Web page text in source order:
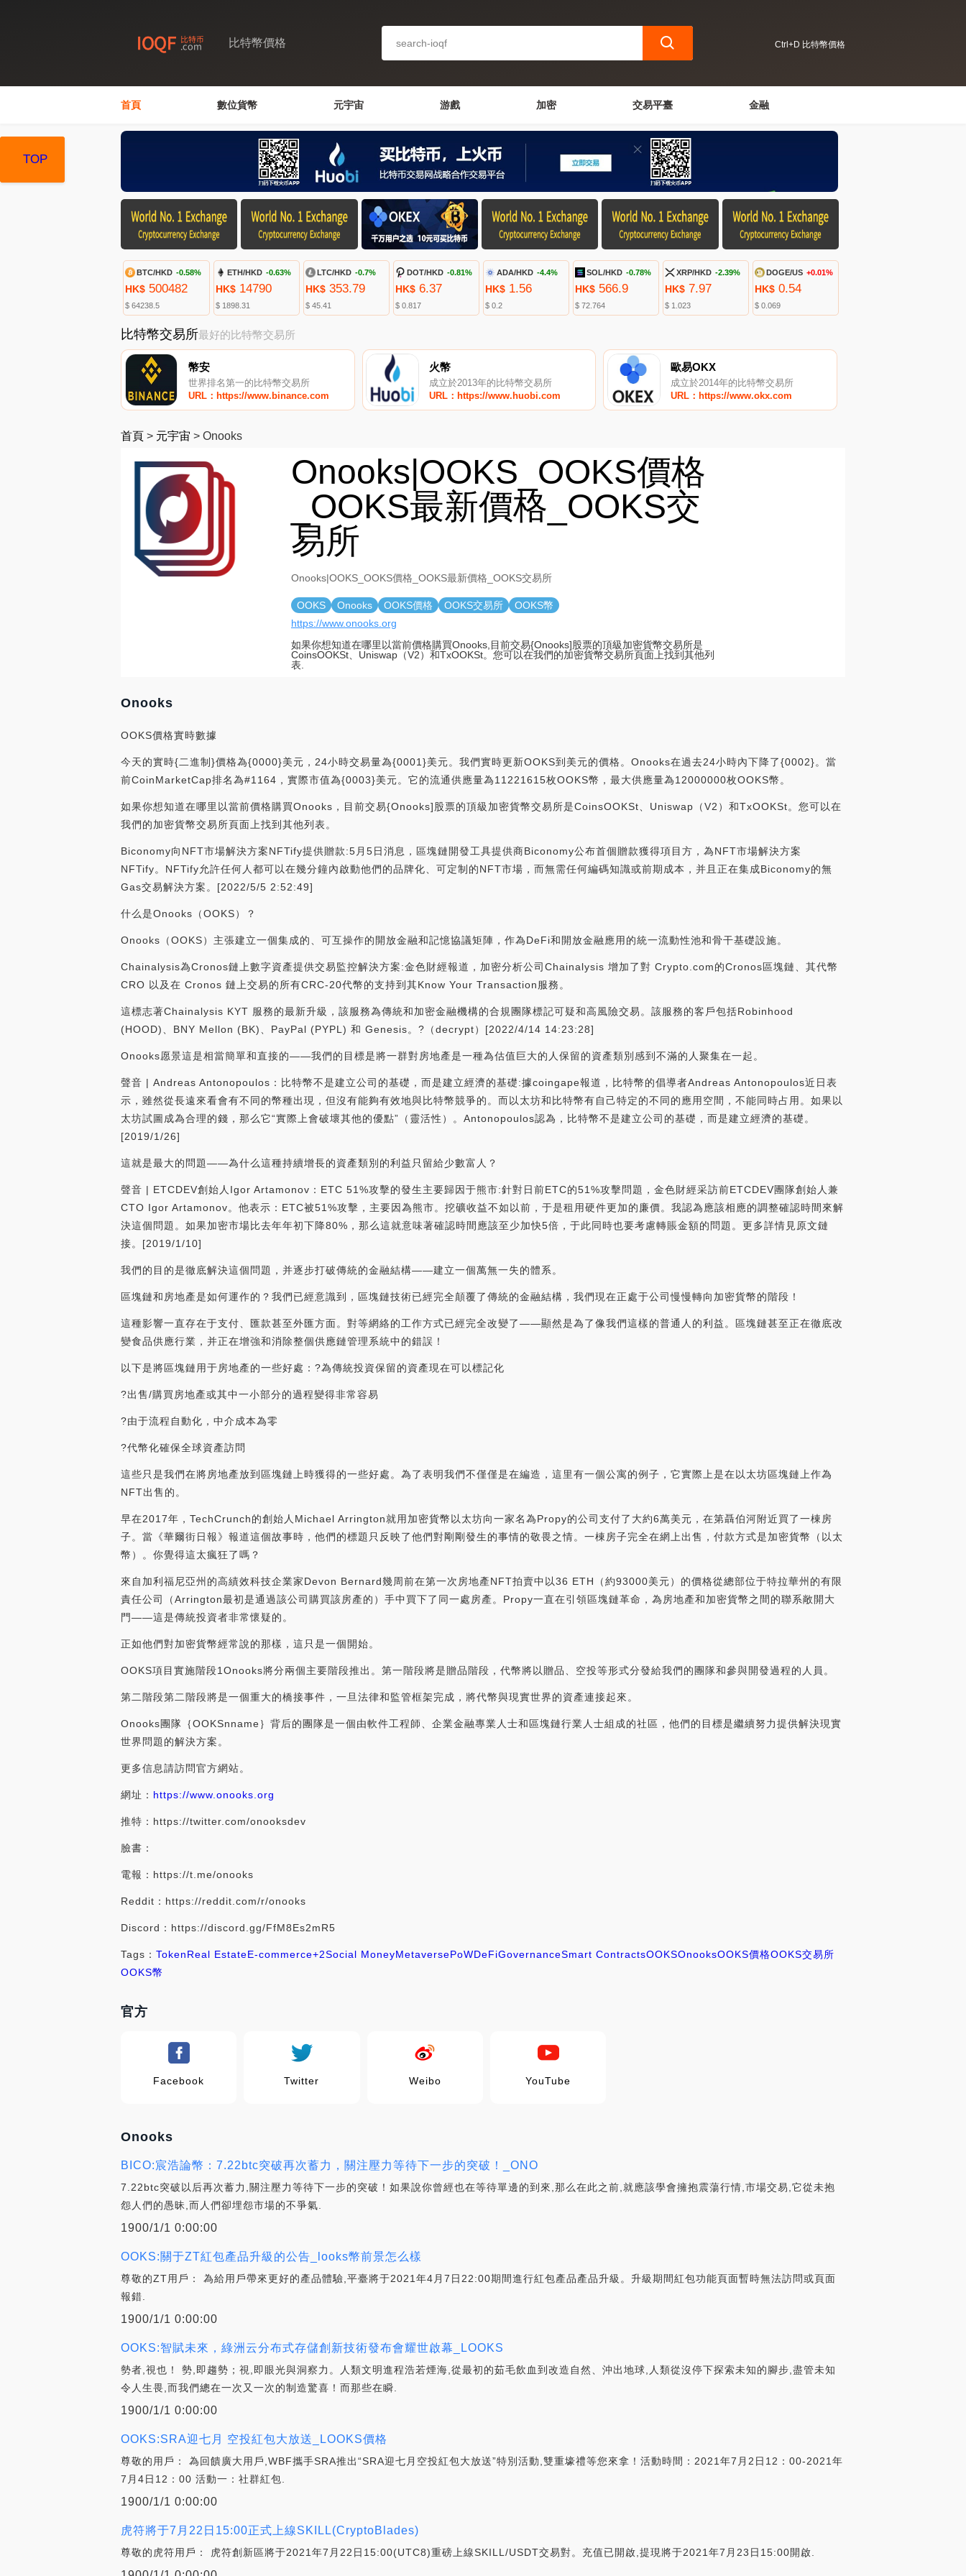
比特幣價格 Ctrl+D 比特幣價格
首頁 數位貨幣 元宇宙 游戲 加密 交易平臺 金融
BTC/HKD -0.58%
HK$ 500482
$ 64238.5
ETH/HKD -0.63%
HK$14790
$ 1898.31
LTC/HKD -0.7%
HK$353.79
$ 45.41
DOT/HKD -0.81%
HK$6.37
$ 0.817
ADA/HKD -4.4%
HK$1.56
$ 0.2
SOL/HKD -0.78%
HK$ 566.9
$ 72.764
XRP/HKD -2.39%
HK$ 7.97
$ 1.023
DOGE/US +0.01%
HK$ 0.54
$ 0.069
比特幣交易所最好的比特幣交易所
幣安
世界排名第一的比特幣交易所
URL：https://www.binance.com
火幣
成立於2013年的比特幣交易所
URL：https://www.huobi.com
歐易OKX
成立於2014年的比特幣交易所
URL：https://www.okx.com
首頁 > 元宇宙 > Onooks
Onooks|OOKS_OOKS價格
_OOKS最新價格_OOKS交
易所
Onooks|OOKS_OOKS價格_OOKS最新價格_OOKS交易所
OOKS Onooks OOKS價格 OOKS交易所
OOKS幣
https://www.onooks.org
如果你想知道在哪里以當前價格購買Onooks,目前交易{Onooks]股票的頂級加密貨幣交易所是
CoinsOOKSt、Uniswap（V2）和TxOOKSt。您可以在我們的加密貨幣交易所頁面上找到其他列
表.
Onooks
OOKS價格實時數據
今天的實時{二進制}價格為{0000}美元，24小時交易量為{0001}美元。我們實時更新OOKS到美元的價格。Onooks在過去24小時內下降了{0002}。當
前CoinMarketCap排名為#1164，實際市值為{0003}美元。它的流通供應量為11221615枚OOKS幣，最大供應量為12000000枚OOKS幣。
如果你想知道在哪里以當前價格購買Onooks，目前交易{Onooks]股票的頂級加密貨幣交易所是CoinsOOKSt、Uniswap（V2）和TxOOKSt。您可以在
我們的加密貨幣交易所頁面上找到其他列表。
Biconomy向NFT市場解決方案NFTify提供贈款:5月5日消息，區塊鏈開發工具提供商Biconomy公布首個贈款獲得項目方，為NFT市場解決方案
NFTify。NFTify允許任何人都可以在幾分鐘內啟動他們的品牌化、可定制的NFT市場，而無需任何編碼知識或前期成本，并且正在集成Biconomy的無
Gas交易解決方案。[2022/5/5 2:52:49]
什么是Onooks（OOKS）？
Onooks（OOKS）主張建立一個集成的、可互操作的開放金融和記憶協議矩陣，作為DeFi和開放金融應用的統一流動性池和骨干基礎設施。
Chainalysis為Cronos鏈上數字資產提供交易監控解決方案:金色財經報道，加密分析公司Chainalysis 增加了對 Crypto.com的Cronos區塊鏈、其代幣
CRO 以及在 Cronos 鏈上交易的所有CRC-20代幣的支持到其Know Your Transaction服務。
這標志著Chainalysis KYT 服務的最新升級，該服務為傳統和加密金融機構的合規團隊標記可疑和高風險交易。該服務的客戶包括Robinhood
(HOOD)、BNY Mellon (BK)、PayPal (PYPL) 和 Genesis。?（decrypt）[2022/4/14 14:23:28]
Onooks愿景這是相當簡單和直接的——我們的目標是將一群對房地產是一種為估值巨大的人保留的資產類別感到不滿的人聚集在一起。
聲音 | Andreas Antonopoulos：比特幣不是建立公司的基礎，而是建立經濟的基礎:據coingape報道，比特幣的倡導者Andreas Antonopoulos近日表
示，雖然從長遠來看會有不同的幣種出現，但沒有能夠有效地與比特幣競爭的。而以太坊和比特幣有自己特定的不同的應用空間，不能同時占用。如果以
太坊試圖成為合理的錢，那么它“實際上會破壞其他的優點”（靈活性）。Antonopoulos認為，比特幣不是建立公司的基礎，而是建立經濟的基礎。
[2019/1/26]
這就是最大的問題——為什么這種持續增長的資產類別的利益只留給少數富人？
聲音 | ETCDEV創始人Igor Artamonov：ETC 51%攻擊的發生主要歸因于熊市:針對日前ETC的51%攻擊問題，金色財經采訪前ETCDEV團隊創始人兼
CTO Igor Artamonov。他表示：ETC被51%攻擊，主要因為熊市。挖礦收益不如以前，于是租用硬件更加的廉價。我認為應該相應的調整確認時間來解
決這個問題。如果加密市場比去年年初下降80%，那么這就意味著確認時間應該至少加快5倍，于此同時也要考慮轉賬金額的問題。更多詳情見原文鏈
接。[2019/1/10]
我們的目的是徹底解決這個問題，并逐步打破傳統的金融結構——建立一個萬無一失的體系。
區塊鏈和房地產是如何運作的？我們已經意識到，區塊鏈技術已經完全顛覆了傳統的金融結構，我們現在正處于公司慢慢轉向加密貨幣的階段！
這種影響一直存在于支付、匯款甚至外匯方面。對等網絡的工作方式已經完全改變了——顯然是為了像我們這樣的普通人的利益。區塊鏈甚至正在徹底改
變食品供應行業，并正在增強和消除整個供應鏈管理系統中的錯誤！
以下是將區塊鏈用于房地產的一些好處：?為傳統投資保留的資產現在可以標記化
?出售/購買房地產或其中一小部分的過程變得非常容易
?由于流程自動化，中介成本為零
?代幣化確保全球資產訪問
這些只是我們在將房地產放到區塊鏈上時獲得的一些好處。為了表明我們不僅僅是在編造，這里有一個公寓的例子，它實際上是在以太坊區塊鏈上作為
NFT出售的。
早在2017年，TechCrunch的創始人Michael Arrington就用加密貨幣以太坊向一家名為Propy的公司支付了大約6萬美元，在第聶伯河附近買了一棟房
子。當《華爾街日報》報道這個故事時，他們的標題只反映了他們對剛剛發生的事情的敬畏之情。一棟房子完全在網上出售，付款方式是加密貨幣（以太
幣）。你覺得這太瘋狂了嗎？
來自加利福尼亞州的高績效科技企業家Devon Bernard幾周前在第一次房地產NFT拍賣中以36 ETH（約93000美元）的價格從總部位于特拉華州的有限
責任公司（Arrington最初是通過該公司購買該房產的）手中買下了同一處房產。Propy一直在引領區塊鏈革命，為房地產和加密貨幣之間的聯系敞開大
門——這是傳統投資者非常懷疑的。
正如他們對加密貨幣經常說的那樣，這只是一個開始。
OOKS項目實施階段1Onooks將分兩個主要階段推出。第一階段將是贈品階段，代幣將以贈品、空投等形式分發給我們的團隊和參與開發過程的人員。
第二階段第二階段將是一個重大的橋接事件，一旦法律和監管框架完成，將代幣與現實世界的資產連接起來。
Onooks團隊｛OOKSnname｝背后的團隊是一個由軟件工程師、企業金融專業人士和區塊鏈行業人士組成的社區，他們的目標是繼續努力提供解決現實
世界問題的解決方案。
更多信息請訪問官方網站。
網址： https://www.onooks.org
推特：https://twitter.com/onooksdev
臉書：
電報：https://t.me/onooks
Reddit：https://reddit.com/r/onooks
Discord：https://discord.gg/FfM8Es2mR5
Tags： TokenReal EstateE-commerce+2Social MoneyMetaversePoWDeFiGovernanceSmart ContractsOOKSOnooksOOKS價格OOKS交易所
OOKS幣
官方
Facebook Twitter Weibo YouTube
Onooks
BICO:宸浩論幣：7.22btc突破再次蓄力，關注壓力等待下一步的突破！_ONO
7.22btc突破以后再次蓄力,關注壓力等待下一步的突破！如果說你曾經也在等待單邊的到來,那么在此之前,就應該學會擁抱震蕩行情,市場交易,它從未抱
怨人們的愚昧,而人們卻埋怨市場的不爭氣.
1900/1/1 0:00:00
OOKS:關于ZT紅包產品升級的公告_looks幣前景怎么樣
尊敬的ZT用戶： 為給用戶帶來更好的產品體驗,平臺將于2021年4月7日22:00期間進行紅包產品產品升級。升級期間紅包功能頁面暫時無法訪問或頁面
報錯.
1900/1/1 0:00:00
OOKS:智賦未來，綠洲云分布式存儲創新技術發布會耀世啟幕_LOOKS
勢者,視也！ 勢,即趨勢；視,即眼光與洞察力。人類文明進程浩若煙海,從最初的茹毛飲血到改造自然、沖出地球,人類從沒停下探索未知的腳步,盡管未知
令人生畏,而我們總在一次又一次的制造驚喜！而那些在瞬.
1900/1/1 0:00:00
OOKS:SRA迎七月 空投紅包大放送_LOOKS價格
尊敬的用戶： 為回饋廣大用戶,WBF攜手SRA推出“SRA迎七月空投紅包大放送”特別活動,雙重壕禮等您來拿！活動時間：2021年7月2日12：00-2021年
7月4日12：00 活動一：社群紅包.
1900/1/1 0:00:00
虎符將于7月22日15:00正式上線SKILL(CryptoBlades)
尊敬的虎符用戶： 虎符創新區將于2021年7月22日15:00(UTC8)重磅上線SKILL/USDT交易對。充值已開啟,提現將于2021年7月23日15:00開啟.
TOP
TOP
TOP